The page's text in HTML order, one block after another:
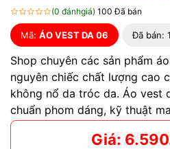
(0 đánhgiá) 100 Đã bán
Mã: ÁO VEST DA 06 Đã bán:
Shop chuyên các sản phẩm
nguyên chiếc chất lượng cao
không nổ da tróc da. Áo vest
chuẩn phom dáng, kỹ thuật
Giá: